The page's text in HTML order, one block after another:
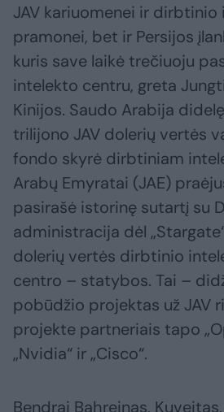
JAV kariuomenei ir dirbtinio
pramonei, bet ir Persijos
kuris save laikė trečiuoju
intelekto centru, greta
Kinijos. Saudo Arabija
trilijono JAV dolerių vertės
fondo skyrė dirbtiniam
Arabų Emyratai (JAE)
pasirašė istorinę sutartį su
administracija dėl
dolerių vertės dirbtinio
centro – statybos. Tai –
pobūdžio projektas už JAV
projekte partneriais tapo
„Nvidia“ ir „Cisco“.
Bendrai Bahreinas,